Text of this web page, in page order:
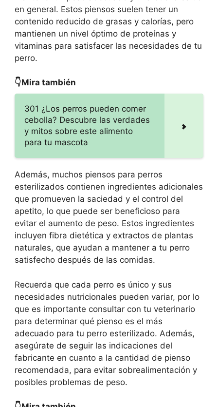
en general. Estos piensos suelen tener un
contenido reducido de grasas y calorías, pero
mantienen un nivel óptimo de proteínas y
vitaminas para satisfacer las necesidades de tu
perro.
👇Mira también
301 ¿Los perros pueden comer
cebolla? Descubre las verdades
y mitos sobre este alimento
para tu mascota
Además, muchos piensos para perros
esterilizados contienen ingredientes adicionales
que promueven la saciedad y el control del
apetito, lo que puede ser beneficioso para
evitar el aumento de peso. Estos ingredientes
incluyen fibra dietética y extractos de plantas
naturales, que ayudan a mantener a tu perro
satisfecho después de las comidas.
Recuerda que cada perro es único y sus
necesidades nutricionales pueden variar, por lo
que es importante consultar con tu veterinario
para determinar qué pienso es el más
adecuado para tu perro esterilizado. Además,
asegúrate de seguir las indicaciones del
fabricante en cuanto a la cantidad de pienso
recomendada, para evitar sobrealimentación y
posibles problemas de peso.